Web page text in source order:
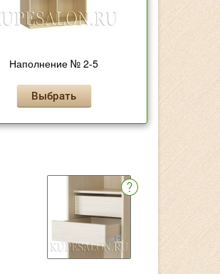
Наполнение № 2-5
Выбрать